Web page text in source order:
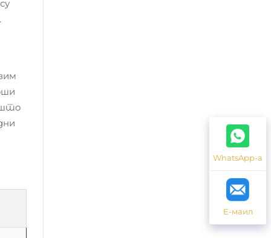
што
WhatsApp-а
Е-маил